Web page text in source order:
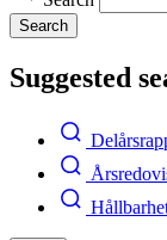
Search
Suggested